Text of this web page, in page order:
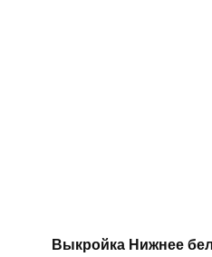
Выкройка Нижнее